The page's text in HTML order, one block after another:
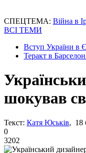
СПЕЦТЕМА: Війна в
ВСІ ТЕМИ
Вступ України в
Теракт в
шокував
Текст: Катя Юськів, 18
0
3202